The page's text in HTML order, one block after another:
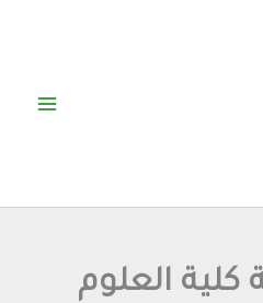
كلية العلوم